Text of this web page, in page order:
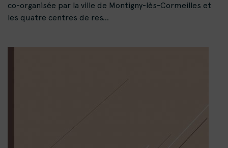
co-organisée par la ville de Montigny-lès-Cormeilles et
les quatre centres de res...